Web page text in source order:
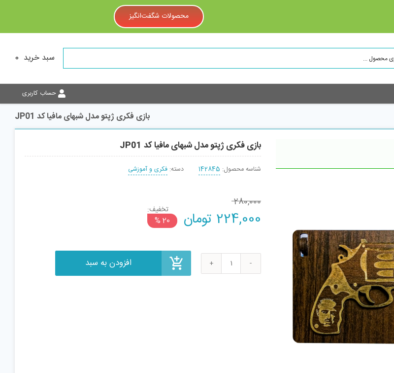
محصولات شگفت‌انگیز
سبد خرید 0
حساب کاربری
بازی فکری ژپتو مدل شبهای مافیا کد JP01
بازی فکری ژپتو مدل شبهای مافیا کد JP01
شناسه محصول: 142845 دسته: فکری و آموزشی
280,000
Original
280,000 تومان.
224,000 تومان Current
price
224,000 تومان.
تخفیف:
20 %
بازی